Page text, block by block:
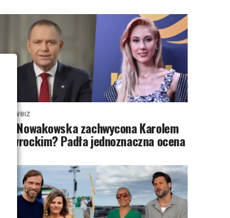
SHOWBIZ
Ida Nowakowska zachwycona Karolem
Nawrockim? Padła jednoznaczna ocena